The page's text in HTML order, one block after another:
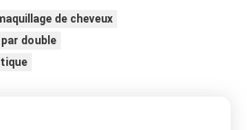
de cheveux
double